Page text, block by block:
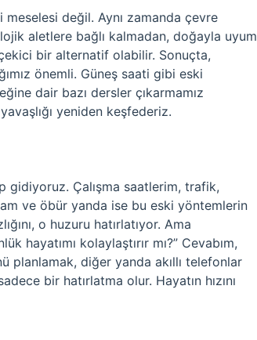
değil. Aynı zamanda çevre
aletlere bağlı kalmadan, doğayla uyum
bir alternatif olabilir. Sonuçta,
önemli. Güneş saati gibi eski
dair bazı dersler çıkarmamız
yeniden keşfederiz.
gidiyoruz. Çalışma saatlerim, trafik,
ve öbür yanda ise bu eski yöntemlerin
o huzuru hatırlatıyor. Ama
hayatımı kolaylaştırır mı?” Cevabım,
planlamak, diğer yanda akıllı telefonlar
bir hatırlatma olur. Hayatın hızını